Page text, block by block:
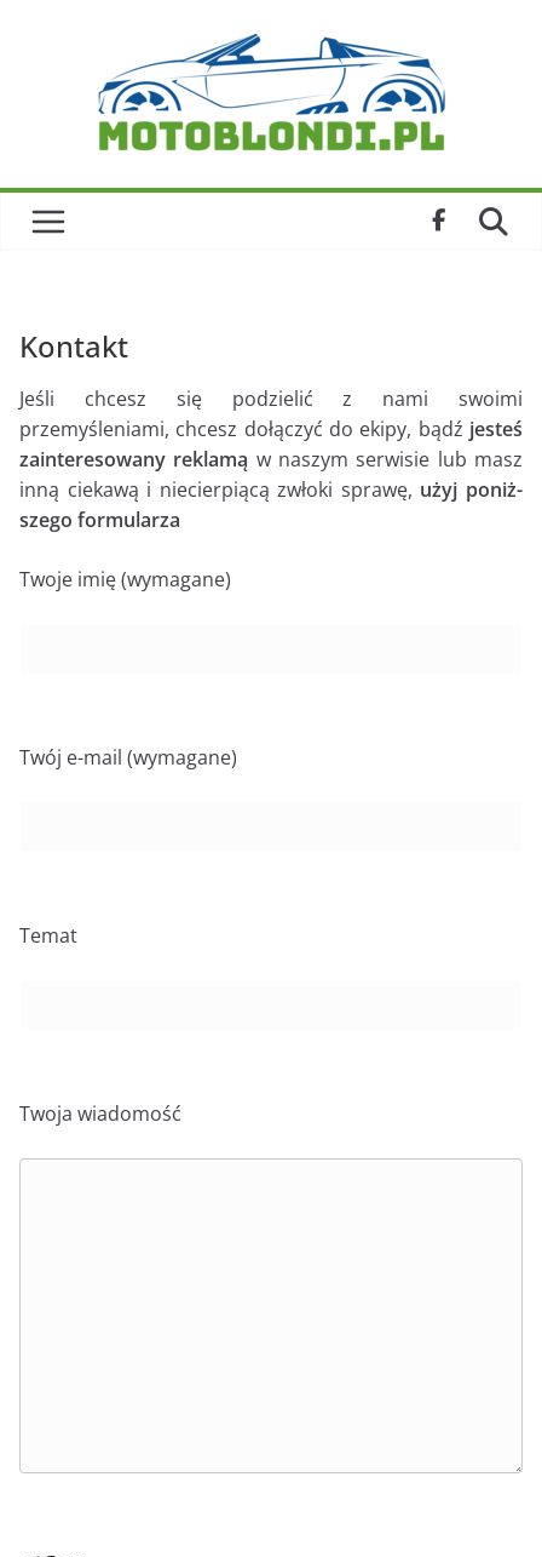
Kontakt
Jeśli chcesz się podzie­lić z nami swoimi
przemyśleniami, chcesz dołączyć do ekipy, bądź jesteś
zain­te­re­so­wany reklamą w naszym ser­wi­sie lub masz
inną cie­kawą i nie­cier­piącą zwłoki sprawę, użyj poniż­
szego for­mu­la­rza
Twoje imię (wymagane)
Twój e-mail (wymagane)
Temat
Twoja wiadomość